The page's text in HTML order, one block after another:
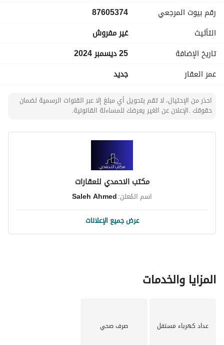
رقم بيوت المرجعي
87605374
التأثيث
غير مفروش
تاريخ الإضافة
25 ديسمبر 2024
عمر العقار
جديد
احذر من الإحتيال، لا تقم بتحويل أي مبلغ إلا عبر القنوات الرسمية لضمان
حقوقك .الإعلان عن الغير يعرضك للمساءلة القانونية.
مكتب الاحمدي للعقارات
اسم المُعلن:Saleh Ahmed
عرض جميع الإعلانات
المزايا والخدمات
عداد كهرباء مستقل صرف صحي